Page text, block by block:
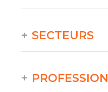
SECTEURS
PROFESSION